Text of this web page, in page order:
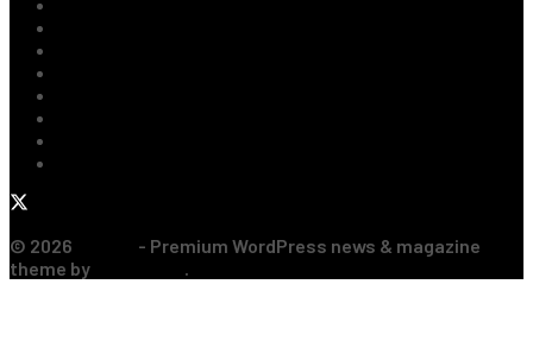
© 2026
- Premium WordPress news & magazine
theme by